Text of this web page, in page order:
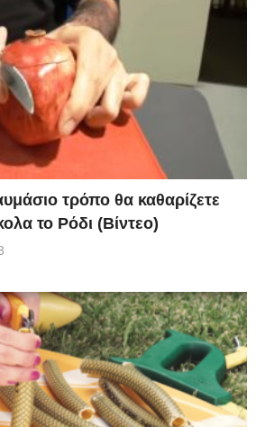
τρόπο θα καθαρίζετε
το Ρόδι (Βίντεο)